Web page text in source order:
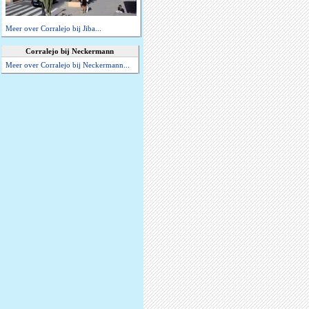
Meer over Corralejo bij Jiba...
Corralejo bij Neckermann
Meer over Corralejo bij Neckermann...